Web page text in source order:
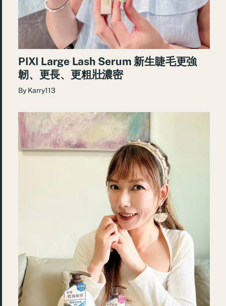
PIXI Large Lash Serum 新生睫毛更強
韌、更長、更粗壯濃密
By Karry113